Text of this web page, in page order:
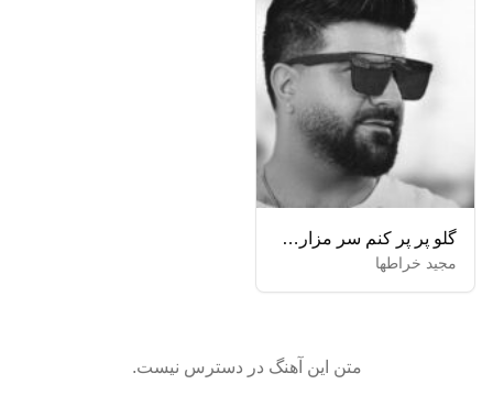
گلو پر پر کنم سر مزارت تا ابد بارونیه چشمای یارت
مجید خراطها
متن این آهنگ در دسترس نیست.